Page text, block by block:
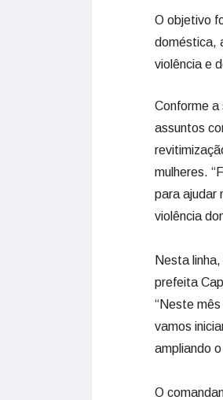
O objetivo
doméstica,
violência e
Conforme
assuntos
mulheres.
para ajudar
violência
Nesta
prefeita
“Neste
vamos
ampliando
O